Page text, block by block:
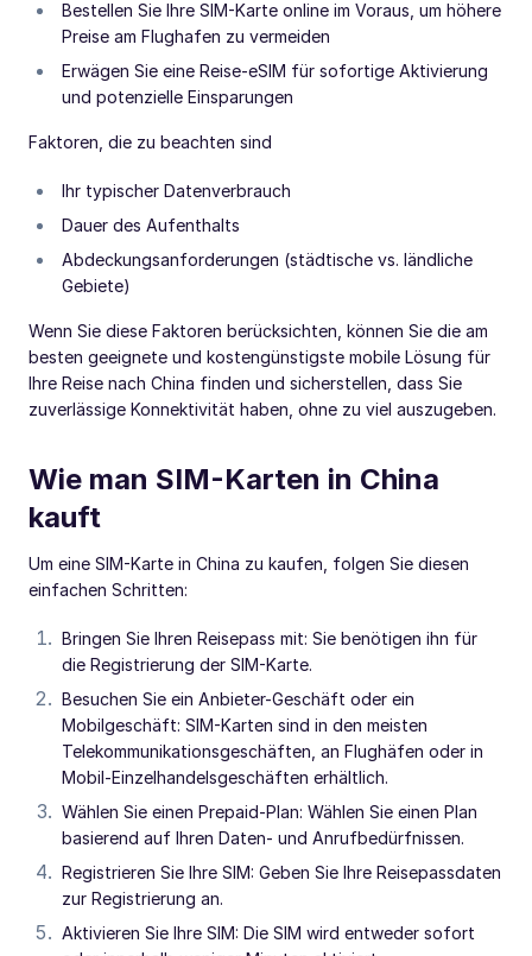
Bestellen Sie Ihre SIM-Karte online im Voraus, um höhere
Preise am Flughafen zu vermeiden
Erwägen Sie eine Reise-eSIM für sofortige Aktivierung
und potenzielle Einsparungen
Faktoren, die zu beachten sind
Ihr typischer Datenverbrauch
Dauer des Aufenthalts
Abdeckungsanforderungen (städtische vs. ländliche
Gebiete)
Wenn Sie diese Faktoren berücksichten, können Sie die am
besten geeignete und kostengünstigste mobile Lösung für
Ihre Reise nach China finden und sicherstellen, dass Sie
zuverlässige Konnektivität haben, ohne zu viel auszugeben.
Wie man SIM-Karten in China
kauft
Um eine SIM-Karte in China zu kaufen, folgen Sie diesen
einfachen Schritten:
Bringen Sie Ihren Reisepass mit: Sie benötigen ihn für
die Registrierung der SIM-Karte.
Besuchen Sie ein Anbieter-Geschäft oder ein
Mobilgeschäft: SIM-Karten sind in den meisten
Telekommunikationsgeschäften, an Flughäfen oder in
Mobil-Einzelhandelsgeschäften erhältlich.
Wählen Sie einen Prepaid-Plan: Wählen Sie einen Plan
basierend auf Ihren Daten- und Anrufbedürfnissen.
Registrieren Sie Ihre SIM: Geben Sie Ihre Reisepassdaten
zur Registrierung an.
Aktivieren Sie Ihre SIM: Die SIM wird entweder sofort